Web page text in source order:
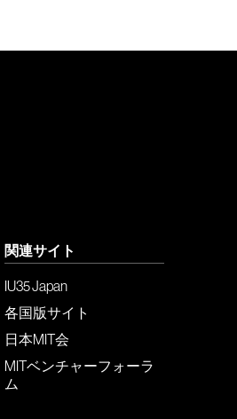
関連サイト
IU35 Japan
各国版サイト
日本MIT会
MITベンチャーフォーラ
ム